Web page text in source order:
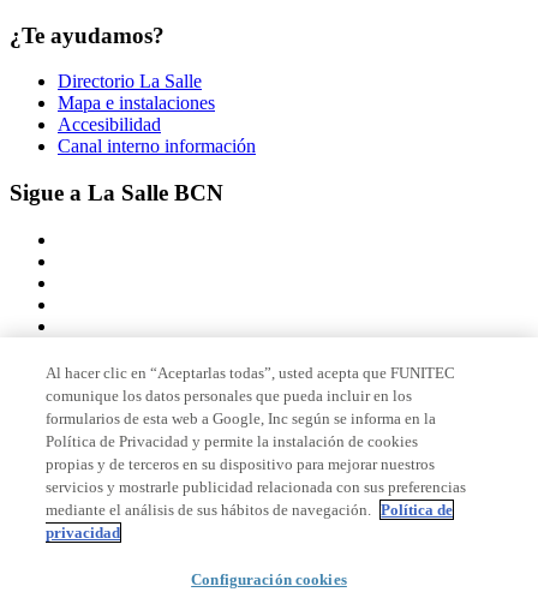
¿Te ayudamos?
Directorio La Salle
Mapa e instalaciones
Accesibilidad
Canal interno información
Sigue a La Salle BCN
Miembro de
Acreditaciones
© 2026 La Salle Campus Barcelona - URL |
Al hacer clic en “Aceptarlas todas”, usted acepta que FUNITEC
comunique los datos personales que pueda incluir en los
formularios de esta web a Google, Inc según se informa en la
Política de Privacidad y permite la instalación de cookies
propias y de terceros en su dispositivo para mejorar nuestros
servicios y mostrarle publicidad relacionada con sus preferencias
mediante el análisis de sus hábitos de navegación. Política de
privacidad
Configuración cookies